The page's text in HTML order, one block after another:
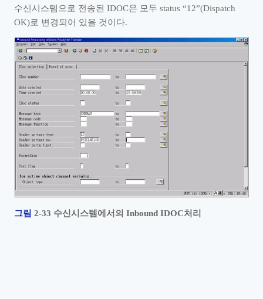
수신시스템으로 전송된 IDOC은 모두 status “12”(Dispatch
OK)로 변경되어 있을 것이다.
그림 2‑33 수신시스템에서의 Inbound IDOC처리